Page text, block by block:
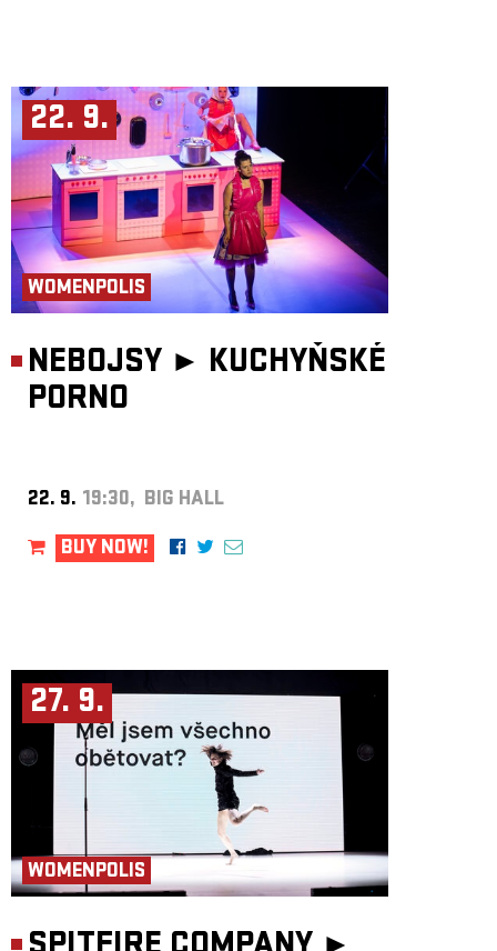
22. 9.
WOMENPOLIS
NEBOJSY ► KUCHYŇSKÉ
PORNO
22. 9. 19:30, BIG HALL
BUY NOW!
27. 9.
WOMENPOLIS